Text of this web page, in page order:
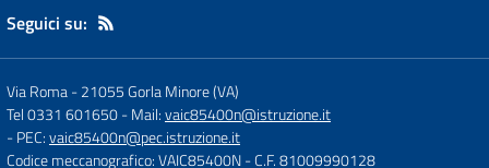
Seguici su:
Via Roma-21055 Gorla Minore (VA)
Tel 0331 601650- Mail:vaic85400n@istruzione.it
- PEC:vaic85400n@pec.istruzione.it
Codice meccanografico: VAIC85400N- C.F. 81009990128